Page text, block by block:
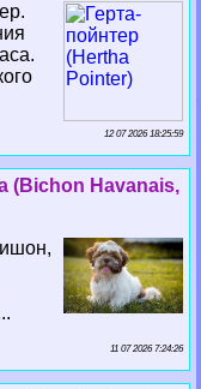
12 07 2026 18:25:59
(Bichon Havanais,
11 07 2026 7:24:26